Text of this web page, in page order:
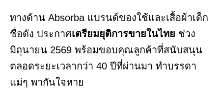
ทางด้าน Absorba แบรนด์ของใช้และเสื้อผ้าเด็ก
ชื่อดัง ประกาศเตรียมยุติการขายในไทย ช่วง
มิถุนายน 2569 พร้อมขอบคุณลูกค้าที่สนับสนุน
ตลอดระยะเวลากว่า 40 ปีที่ผ่านมา ทำบรรดา
แม่ๆ พากันใจหาย